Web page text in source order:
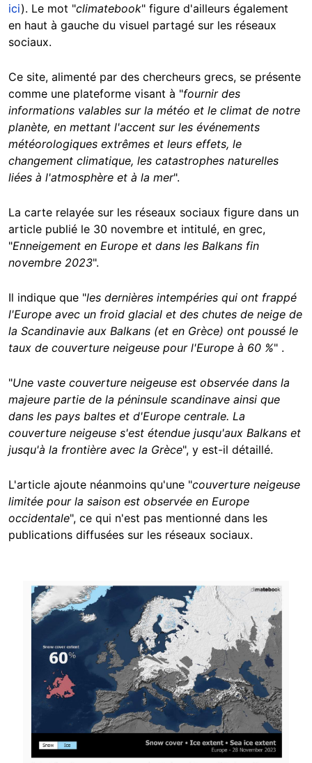
ici). Le mot "climatebook" figure d'ailleurs également
en haut à gauche du visuel partagé sur les réseaux
sociaux.
Ce site, alimenté par des chercheurs grecs, se présente
comme une plateforme visant à "fournir des
informations valables sur la météo et le climat de notre
planète, en mettant l'accent sur les événements
météorologiques extrêmes et leurs effets, le
changement climatique, les catastrophes naturelles
liées à l'atmosphère et à la mer".
La carte relayée sur les réseaux sociaux figure dans un
article publié le 30 novembre et intitulé, en grec,
"Enneigement en Europe et dans les Balkans fin
novembre 2023".
Il indique que "les dernières intempéries qui ont frappé
l'Europe avec un froid glacial et des chutes de neige de
la Scandinavie aux Balkans (et en Grèce) ont poussé le
taux de couverture neigeuse pour l'Europe à 60 %" .
"Une vaste couverture neigeuse est observée dans la
majeure partie de la péninsule scandinave ainsi que
dans les pays baltes et d'Europe centrale. La
couverture neigeuse s'est étendue jusqu'aux Balkans et
jusqu'à la frontière avec la Grèce", y est-il détaillé.
L'article ajoute néanmoins qu'une "couverture neigeuse
limitée pour la saison est observée en Europe
occidentale", ce qui n'est pas mentionné dans les
publications diffusées sur les réseaux sociaux.
Image